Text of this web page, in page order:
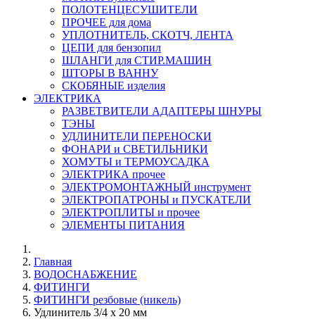
ПОЛОТЕНЦЕСУШИТЕЛИ
ПРОЧЕЕ для дома
УПЛОТНИТЕЛЬ, СКОТЧ, ЛЕНТА
ЦЕПИ для бензопил
ШЛАНГИ для СТИР.МАШИН
ШТОРЫ В ВАННУ
СКОБЯНЫЕ изделия
ЭЛЕКТРИКА
РАЗВЕТВИТЕЛИ АДАПТЕРЫ ШНУРЫ
ТЭНЫ
УДЛИНИТЕЛИ ПЕРЕНОСКИ
ФОНАРИ и СВЕТИЛЬНИКИ
ХОМУТЫ и ТЕРМОУСАДКА
ЭЛЕКТРИКА прочее
ЭЛЕКТРОМОНТАЖНЫЙ инструмент
ЭЛЕКТРОПАТРОНЫ и ПУСКАТЕЛИ
ЭЛЕКТРОПЛИТЫ и прочее
ЭЛЕМЕНТЫ ПИТАНИЯ
Главная
ВОДОСНАБЖЕНИЕ
ФИТИНГИ
ФИТИНГИ резбовые (никель)
Удлинитель 3/4 х 20 мм